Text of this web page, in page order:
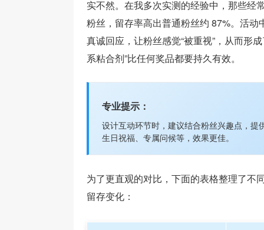
实不然。在我多次实测的经验中，那些经
粉丝，留存率高出普通粉丝约 87%。活动
真诚回应，让粉丝感觉“被重视”，从而形
系粘合剂”比任何奖品都要持久有效。
专业提示：
设计互动环节时，建议结合粉丝兴趣点，提
生日祝福、专属问候等，效果更佳。
为了更直观的对比，下面的表格整理了不
留存变化：